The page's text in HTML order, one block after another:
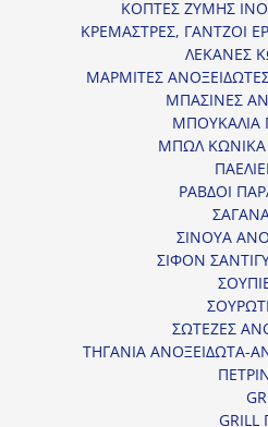
ΚΟΠΤΕΣ ΖΥΜΗΣ
ΚΡΕΜΑΣΤΡΕΣ, ΓΑΝΤΖΟΙ
ΛΕΚΑΝΕΣ
ΜΑΡΜΙΤΕΣ
ΜΠΑΣΙΝΕΣ
ΜΠΟΥΚΑΛΙΑ
ΜΠΩΛ
ΡΑΒΔΟΙ
ΣΙΝΟΥΑ
ΣΙΦΟΝ
ΣΩΤΕΖΕΣ
ΤΗΓΑΝΙΑ ΑΝΟΞΕΙΔΩΤΑ-